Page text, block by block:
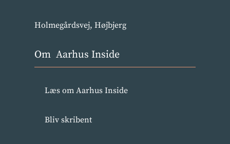
Holmegårdsvej, Højbjerg
Om Aarhus Inside
Læs om Aarhus Inside
Bliv skribent